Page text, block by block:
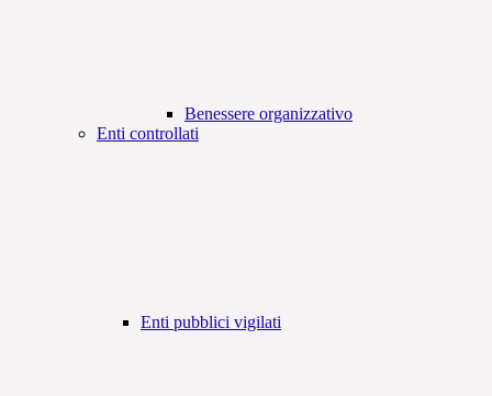
Benessere organizzativo
Enti controllati
Enti pubblici vigilati